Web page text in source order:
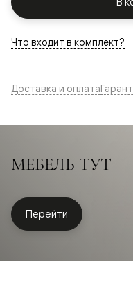
Что входит в комплект?
Доставка и оплата
МЕБЕЛЬ ТУТ
Перейти